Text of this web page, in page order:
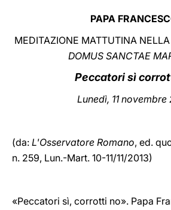
PAPA
MEDITAZIONE MATTUTINA
DOMUS SANCTAE
Peccatori sì
Lunedì, 11 novembre
(da: L'Osservatore Romano, ed.
n. 259, Lun.-Mart. 10-11/11/2013)
«Peccatori sì, corrotti no». Papa